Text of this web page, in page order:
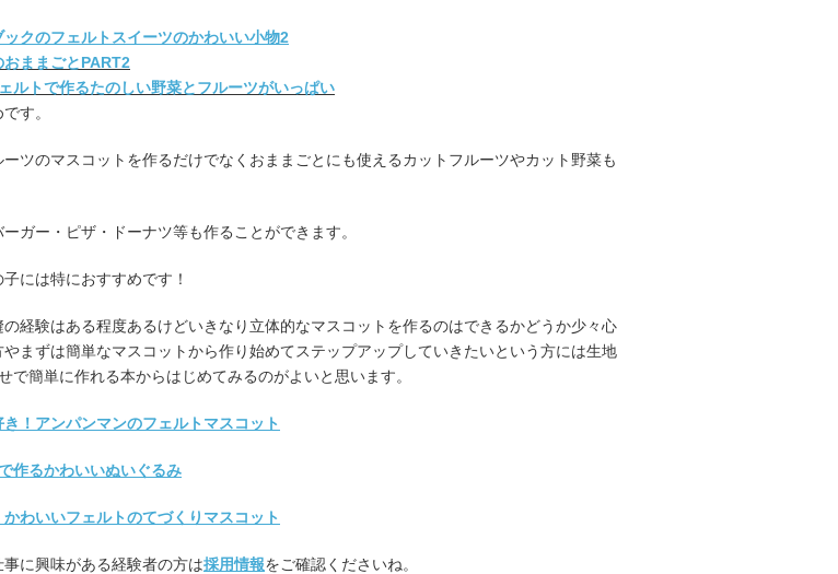
ックのフェルトスイーツのかわいい小物2
おままごとPART2
ルトで作るたのしい野菜とフルーツがいっぱい
す。
ーツのマスコットを作るだけでなくおままごとにも使えるカットフルーツやカット野菜も
ガー・ピザ・ドーナツ等も作ることができます。
には特におすすめです！
の経験はある程度あるけどいきなり立体的なマスコットを作るのはできるかどうか少々心
やまずは簡単なマスコットから作り始めてステップアップしていきたいという方には生地
で簡単に作れる本からはじめてみるのがよいと思います。
！アンパンマンのフェルトマスコット
作るかわいいぬいぐるみ
わいいフェルトのてづくりマスコット
に興味がある経験者の方は採用情報をご確認くださいね。